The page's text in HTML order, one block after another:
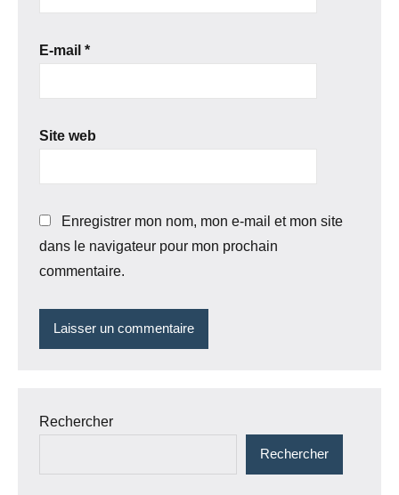
E-mail *
Site web
Enregistrer mon nom, mon e-mail et mon site
dans le navigateur pour mon prochain
commentaire.
Rechercher
Rechercher